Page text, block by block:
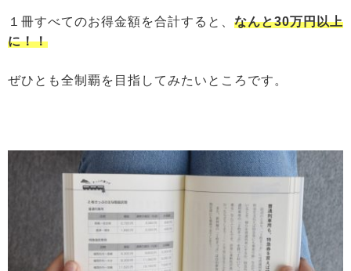
１冊すべてのお得金額を合計すると、 なんと30万円以上
に！！
ぜひとも全制覇を目指してみたいところです。